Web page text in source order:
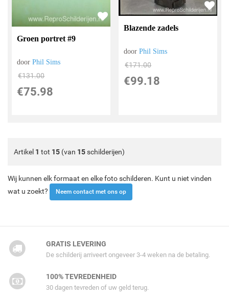
Groen portret #9
doorPhil Sims
€131.00
€75.98
Blazende zadels
doorPhil Sims
€171.00
€99.18
Artikel 1 tot 15 (van 15schilderijen)
Wij kunnen elk formaat en elke foto schilderen. Kunt u niet vinden
wat u zoekt?
Neem contact met ons op
GRATIS LEVERING
De schilderij arriveert ongeveer 3-4 weken na de betaling.
100% TEVREDENHEID
30 dagen tevreden of uw geld terug.